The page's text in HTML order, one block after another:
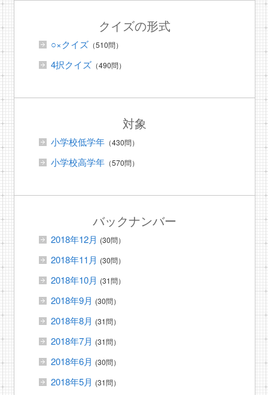
クイズの形式
○×クイズ（510問）
4択クイズ（490問）
対象
小学校低学年（430問）
小学校高学年（570問）
バックナンバー
2018年12月 (30問）
2018年11月 (30問）
2018年10月 (31問）
2018年9月 (30問）
2018年8月 (31問）
2018年7月 (31問）
2018年6月 (30問）
2018年5月 (31問）